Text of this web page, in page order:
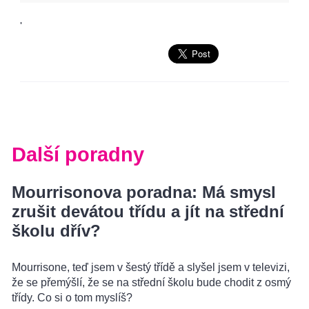
'
Další poradny
Mourrisonova poradna: Má smysl
zrušit devátou třídu a jít na střední
školu dřív?
Mourrisone, teď jsem v šestý třídě a slyšel jsem v televizi,
že se přemýšlí, že se na střední školu bude chodit z osmý
třídy. Co si o tom myslíš?